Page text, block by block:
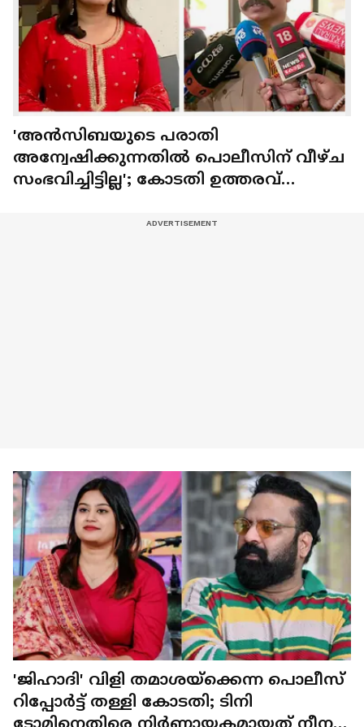
'അൻസിബയുടെ പരാതി
അന്വേഷിക്കുന്നതിൽ പൊലീസിന് വീഴ്ച
സംഭവിച്ചിട്ടില്ല'; കോടതി ഉത്തരവ്
സിറ്റി പൊലീസ് കമ്മീഷണർ
'ജിഹാദി' വിളി തമാശയ്‍ക്കെന്ന പൊലീസ്
റിപ്പോർട്ട് തള്ളി കോടതി; ടിനി
ടോമിനെതിരെ നിര്‍ണായകമായത് നീന